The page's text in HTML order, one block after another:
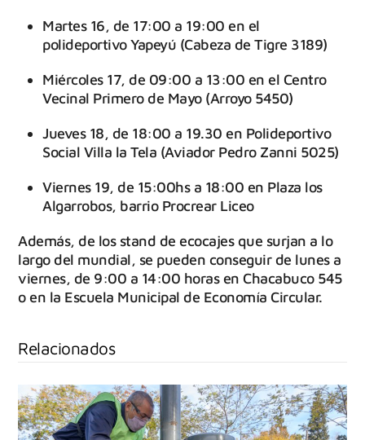
Martes 16, de 17:00 a 19:00 en el
polideportivo Yapeyú (Cabeza de Tigre 3189)
Miércoles 17, de 09:00 a 13:00 en el Centro
Vecinal Primero de Mayo (Arroyo 5450)
Jueves 18, de 18:00 a 19.30 en Polideportivo
Social Villa la Tela (Aviador Pedro Zanni 5025)
Viernes 19, de 15:00hs a 18:00 en Plaza los
Algarrobos, barrio Procrear Liceo
Además, de los stand de ecocajes que surjan a lo
largo del mundial, se pueden conseguir de lunes a
viernes, de 9:00 a 14:00 horas en Chacabuco 545
o en la Escuela Municipal de Economía Circular.
Relacionados